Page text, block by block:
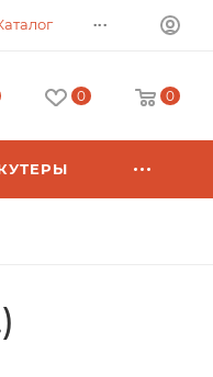
...
0 0